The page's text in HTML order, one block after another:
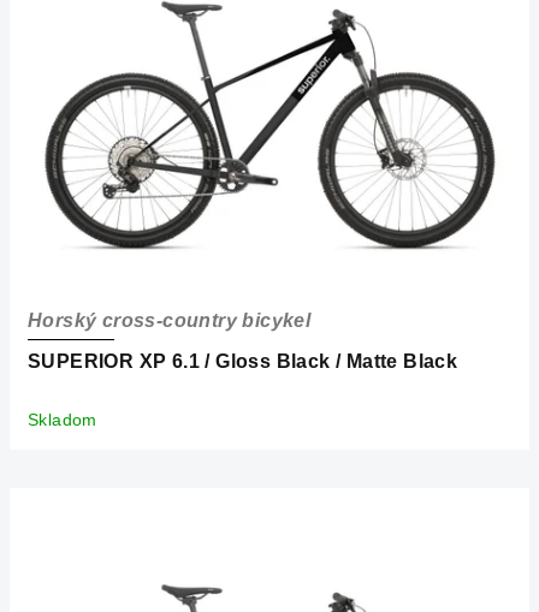
SUPERIOR XP 6.1 / Gloss Black / Matte Black
Horský cross-country bicykel
Skladom